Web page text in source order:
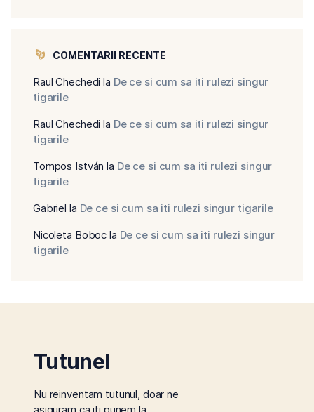
COMENTARII RECENTE
Raul Chechedi la De ce si cum sa iti rulezi singur
tigarile
Raul Chechedi la De ce si cum sa iti rulezi singur
tigarile
Tompos István la De ce si cum sa iti rulezi singur
tigarile
Gabriel la De ce si cum sa iti rulezi singur tigarile
Nicoleta Boboc la De ce si cum sa iti rulezi singur
tigarile
Tutunel
Nu reinventam tutunul, doar ne